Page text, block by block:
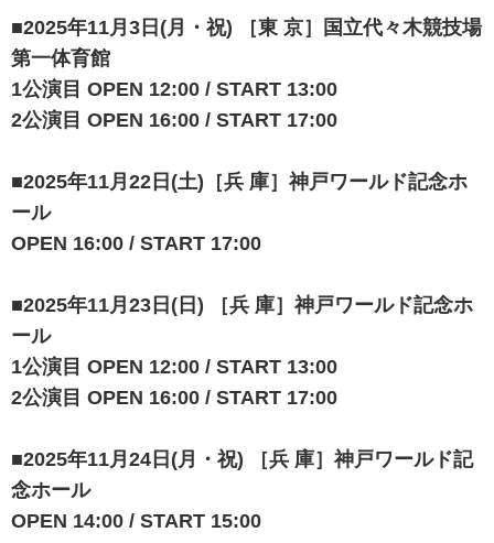
■2025年11月3日(月・祝) ［東 京］国⽴代々⽊競技場
第⼀体育館
1公演目 OPEN 12:00 / START 13:00
2公演目 OPEN 16:00 / START 17:00
■2025年11月22日(土)［兵 庫］神戸ワールド記念ホ
ール
OPEN 16:00 / START 17:00
■2025年11月23日(日) ［兵 庫］神戸ワールド記念ホ
ール
1公演目 OPEN 12:00 / START 13:00
2公演目 OPEN 16:00 / START 17:00
■2025年11月24日(月・祝) ［兵 庫］神戸ワールド記
念ホール
OPEN 14:00 / START 15:00